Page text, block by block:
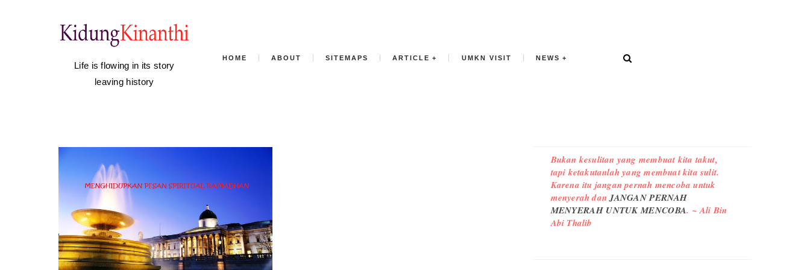
Life is flowing in its story
leaving history
HOME ABOUT SITEMAPS ARTICLE UMKN VISIT NEWS
Bukan kesulitan yang membuat kita takut,
tapi ketakutanlah yang membuat kita sulit.
Karena itu jangan pernah mencoba untuk
menyerah danJANGAN PERNAH
MENYERAH UNTUK MENCOBA. ~ Ali Bin
Abi Thalib